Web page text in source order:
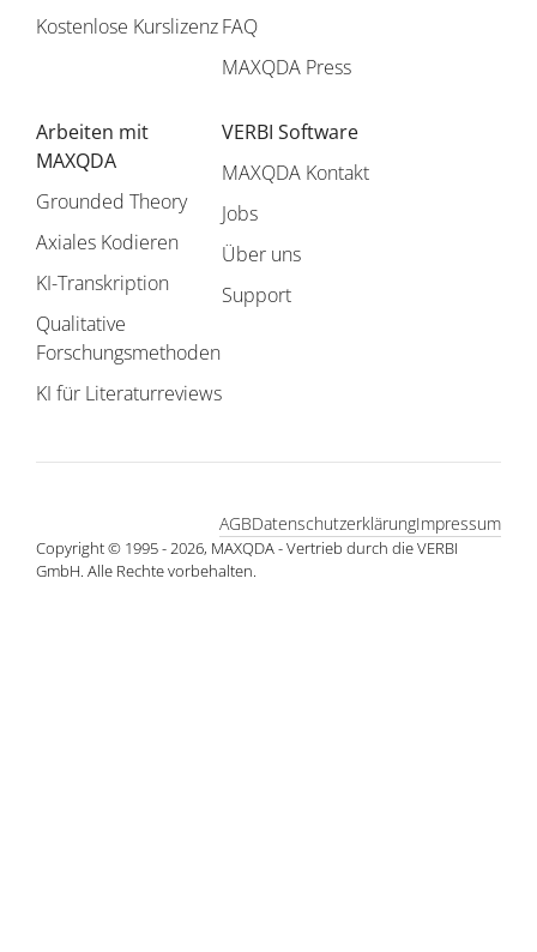
Kostenlose KurslizenzFAQ
MAXQDA Press
Arbeiten mit
MAXQDA
Grounded Theory
Axiales Kodieren
KI-Transkription
Qualitative
Forschungsmethoden
KI für Literaturreviews
VERBI Software
MAXQDA Kontakt
Jobs
Über uns
Support
Copyright © 1995 - 2026, MAXQDA - Vertrieb durch die VERBI
GmbH. Alle Rechte vorbehalten.
Impressum
Datenschutzerklärung
AGB